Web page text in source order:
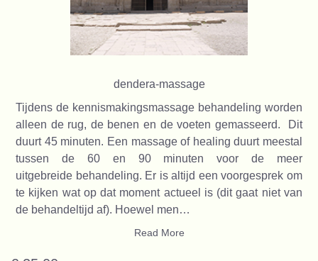
dendera-massage
Tijdens de kennismakingsmassage behandeling worden
alleen de rug, de benen en de voeten gemasseerd. Dit
duurt 45 minuten. Een massage of healing duurt meestal
tussen de 60 en 90 minuten voor de meer
uitgebreide behandeling. Er is altijd een voorgesprek om
te kijken wat op dat moment actueel is (dit gaat niet van
de behandeltijd af). Hoewel men…
Read More